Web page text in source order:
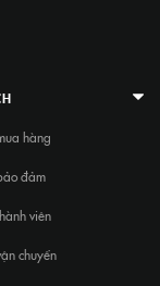
hàng
đảm
viên
chuyển